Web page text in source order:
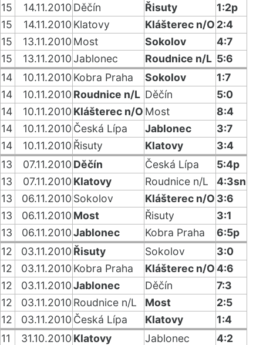
15
14.11.2010 Děčín Řisuty
1:2p
15
14.11.2010 Klatovy Klášterec n/O 2:4
15
13.11.2010 Most Sokolov
4:7
15
13.11.2010Jablonec Roudnice n/L 5:6
14
10.11.2010 Kobra Praha Sokolov
1:7
14
10.11.2010 Roudnice n/L Děčín
5:0
14
10.11.2010 Klášterec n/O Most
8:4
14
10.11.2010 Česká Lípa Jablonec
3:7
14
10.11.2010 Řisuty Klatovy
3:4
13
07.11.2010 Děčín Česká Lípa
5:4p
13
07.11.2010 Klatovy Roudnice n/L
4:3sn
13
06.11.2010 Sokolov Klášterec n/O 3:6
13
06.11.2010 Most Řisuty
3:1
13
06.11.2010Jablonec Kobra Praha
6:5p
12
03.11.2010 Řisuty Sokolov
3:0
12
03.11.2010 Kobra Praha Klášterec n/O4:6
12
03.11.2010Jablonec Děčín
7:3
12
03.11.2010 Roudnice n/L Most
2:5
12
03.11.2010 Česká Lípa Klatovy
1:4
11
31.10.2010 Klatovy Jablonec
4:2